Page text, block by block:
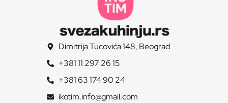
Dimitrija Tucovića 148, Beograd
+381 11 297 26 15
+381 63 174 90 24
ikotim.info@gmail.com